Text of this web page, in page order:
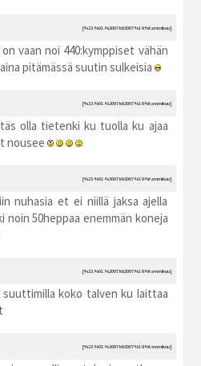
[%23.%01.%2007 kti2007 %19:%tammikuu]
vaan noi 440:kymppiset vähän
pitämässä suutin sulkeisia
[%23.%01.%2007 kti2007 %19:%tammikuu]
olla tietenki ku tuolla ku ajaa
nousee
[%23.%01.%2007 kti2007 %19:%tammikuu]
nuhasia et ei niillä jaksa ajella
noin 50heppaa enemmän koneja
[%23.%01.%2007 kti2007 %19:%tammikuu]
suuttimilla koko talven ku laittaa
[%23.%01.%2007 kti2007 %19:%tammikuu]